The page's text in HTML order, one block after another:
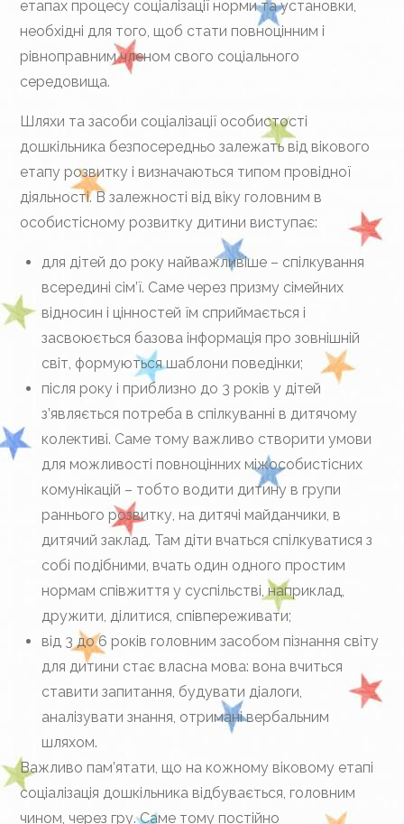
етапах процесу соціалізації норми та установки,
необхідні для того, щоб стати повноцінним і
рівноправним членом свого соціального
середовища.
Шляхи та засоби соціалізації особистості
дошкільника безпосередньо залежать від вікового
етапу розвитку і визначаються типом провідної
діяльності. В залежності від віку головним в
особистісному розвитку дитини виступає:
для дітей до року найважливіше – спілкування
всередині сім’ї. Саме через призму сімейних
відносин і цінностей їм сприймається і
засвоюється базова інформація про зовнішній
світ, формуються шаблони поведінки;
після року і приблизно до 3 років у дітей
з’являється потреба в спілкуванні в дитячому
колективі. Саме тому важливо створити умови
для можливості повноцінних міжособистісних
комунікацій – тобто водити дитину в групи
раннього розвитку, на дитячі майданчики, в
дитячий заклад. Там діти вчаться спілкуватися з
собі подібними, вчать один одного простим
нормам співжиття у суспільстві, наприклад,
дружити, ділитися, співпереживати;
від 3 до 6 років головним засобом пізнання світу
для дитини стає власна мова: вона вчиться
ставити запитання, будувати діалоги,
аналізувати знання, отримані вербальним
шляхом.
Важливо пам’ятати, що на кожному віковому етапі
соціалізація дошкільника відбувається, головним
чином, через гру. Саме тому постійно